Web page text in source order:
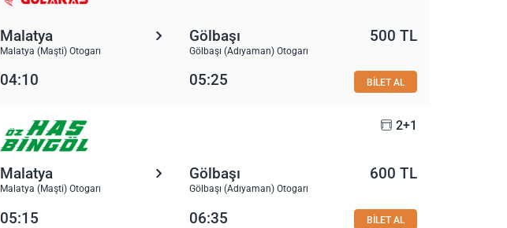
Malatya
Malatya (Maşti) Otogarı
Gölbaşı
Gölbaşı (Adıyaman) Otogarı
500 TL
04:10 05:25 BİLET AL
2+1
Malatya
Malatya (Maşti) Otogarı
Gölbaşı
Gölbaşı (Adıyaman) Otogarı
600 TL
05:15 06:35 BİLET AL